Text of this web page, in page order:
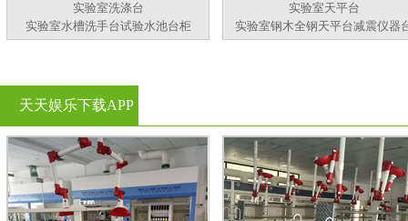
实验室洗涤台
实验室水槽洗手台试验水池台柜
实验室天平台
实验室钢木全钢天平台减震仪器
天天娱乐下载APP
官方看黄片